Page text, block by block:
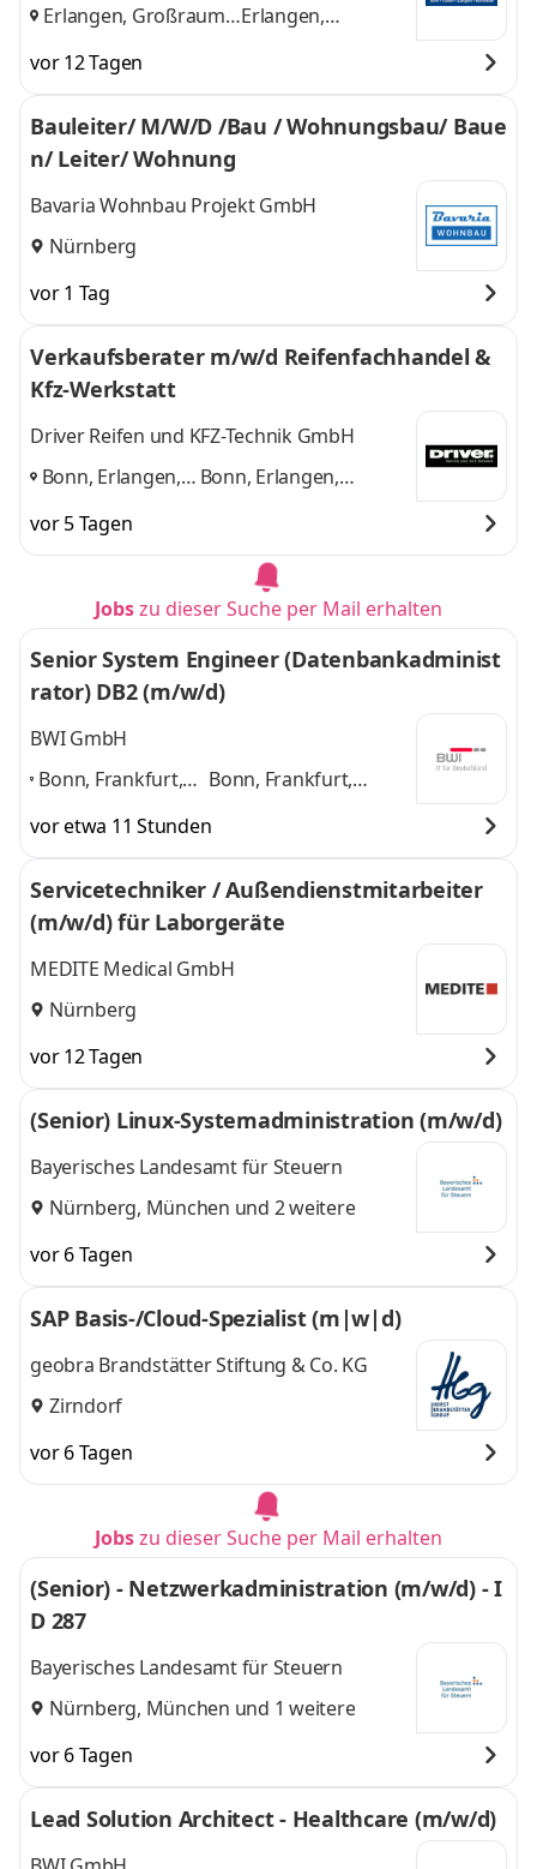
Erlangen, Großraum
Erlangen,
vor 12 Tagen
Bauleiter/ M/W/D /Bau / Wohnungsbau/ Baue
n/ Leiter/ Wohnung
Bavaria Wohnbau Projekt GmbH
Nürnberg
vor 1 Tag
Verkaufsberater m/w/d Reifenfachhandel &
Kfz-Werkstatt
Driver Reifen und KFZ-Technik GmbH
Bonn, Erlangen,
Nürnberg,
Bonn, Erlangen,
vor 5 Tagen
Jobszu dieser Suche per Mail erhalten
Senior System Engineer (Datenbankadminist
rator) DB2 (m/w/d)
BWI GmbH
Bonn, Frankfurt,
München,
Nürnberg, Ulm,
Berlin, Leipzig,
Bonn, Frankfurt,
Nürnberg, Ulm, Berlin,
Leipzigund 6 weitere
vor etwa 11 Stunden
Servicetechniker / Außendienstmitarbeiter
(m/w/d) für Laborgeräte
MEDITE Medical GmbH
Nürnberg
vor 12 Tagen
(Senior) Linux-Systemadministration (m/w/d)
Bayerisches Landesamt für Steuern
Nürnberg, München und 2 weitere
vor 6 Tagen
SAP Basis-/Cloud-Spezialist (m|w|d)
geobra Brandstätter Stiftung & Co. KG
Zirndorf
vor 6 Tagen
Jobszu dieser Suche per Mail erhalten
(Senior) - Netzwerkadministration (m/w/d) - I
D 287
Bayerisches Landesamt für Steuern
Nürnberg, München und 1 weitere
vor 6 Tagen
Lead Solution Architect - Healthcare (m/w/d)